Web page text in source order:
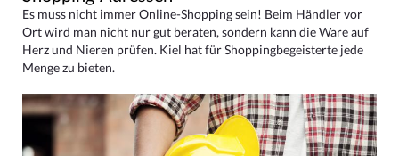
Es muss nicht immer Online-Shopping sein! Beim Händler vor
Ort wird man nicht nur gut beraten, sondern kann die Ware auf
Herz und Nieren prüfen. Kiel hat für Shoppingbegeisterte jede
Menge zu bieten.